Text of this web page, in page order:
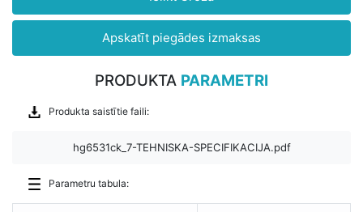
Apskatīt piegādes izmaksas
PRODUKTA PARAMETRI
Produkta saistītie faili:
hg6531ck_7-TEHNISKA-SPECIFIKACIJA.pdf
Parametru tabula: